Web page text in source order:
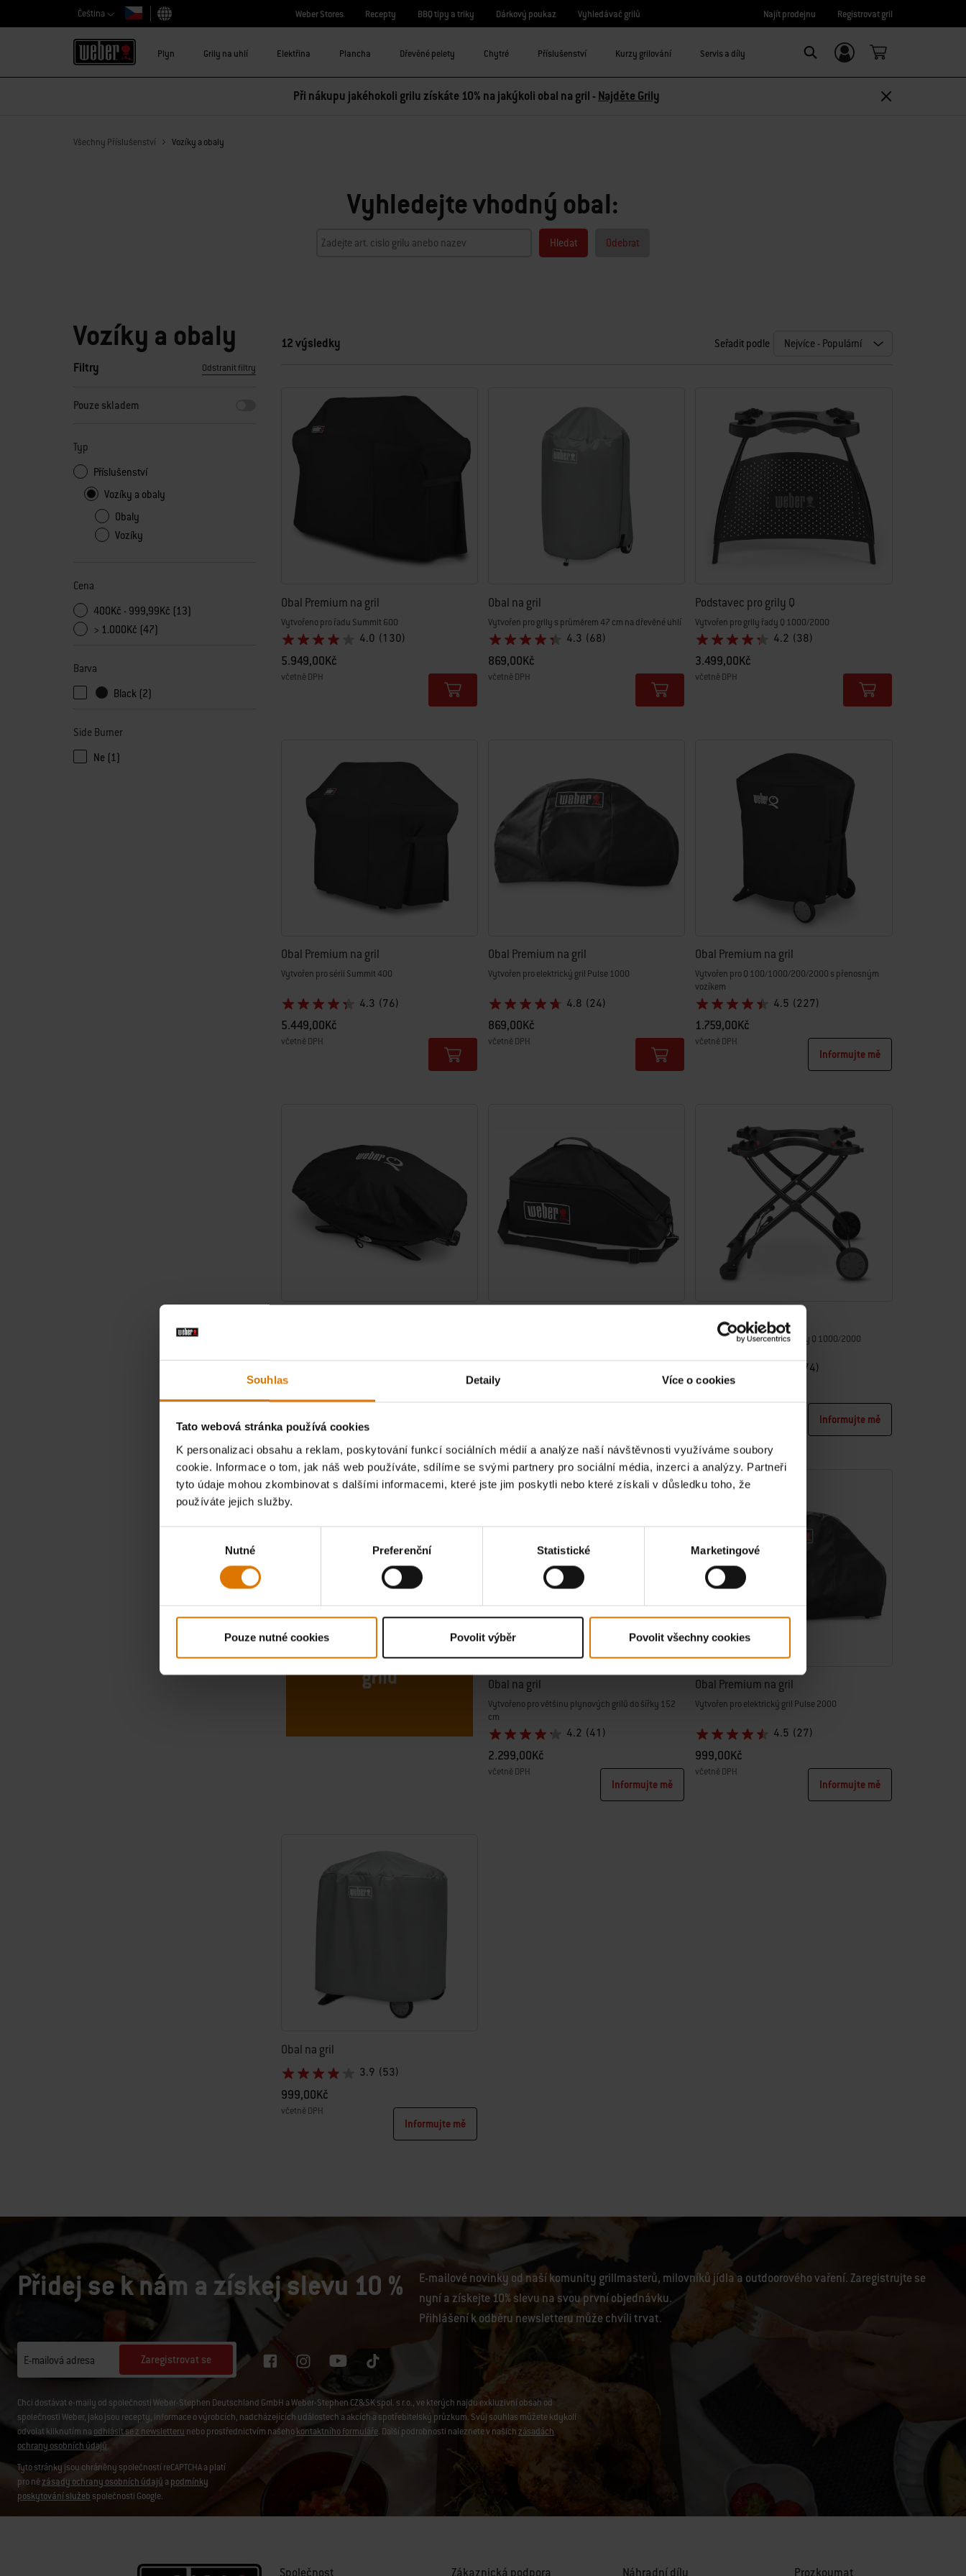
Souhlas Detaily Více o cookies
Tato webová stránka používá cookies
K personalizaci obsahu a reklam, poskytování funkcí sociálních médií a analýze naší návštěvnosti využíváme soubory
cookie. Informace o tom, jak náš web používáte, sdílíme se svými partnery pro sociální média, inzerci a analýzy. Partneři
tyto údaje mohou zkombinovat s dalšími informacemi, které jste jim poskytli nebo které získali v důsledku toho, že
používáte jejich služby.
Nutné Preferenční Statistické Marketingové
Pouze nutné cookies Povolit výběr Povolit všechny cookies
Čeština
Vybrat zemi
Weber Stores Recepty BBQ tipy a triky Dárkový poukaz Vyhledávač grilů Najít prodejnu Registrovat gril
Plyn Grily na uhlí Elektřina Plancha Dřevěné pelety Chytré Příslušenství Kurzy grilování Servis a díly
Registrace/
Přihlášení
Při nákupu jakéhokoli grilu získáte 10% na jakýkoli obal na gril - Najděte Grily
Všechny Příslušenství Vozíky a obaly
Vyhledejte vhodný obal:
Hledat Odebrat
Vozíky a obaly
Filtry
Zvolením kteréhokoli z filtrù bude stránka aktualizována na nové výsledky.
Odstranit filtry
Pouze skladem
Typ
Příslušenství
Vozíky a obaly
Obaly
Vozíky
Cena
400Kč - 999,99Kč (13)
> 1.000Kč (47)
Barva
Black (2)
Side Burner
Ne (1)
12 výsledky Seřadit podle
Obal Premium na gril
Vytvořeno pro řadu Summit 600
4.0 (130)
5.949,00Kč
včetně DPH
Obal na gril
Vytvořen pro grily s průměrem 47 cm na dřevěné uhlí
4.3 (68)
869,00Kč
včetně DPH
Podstavec pro grily Q
Vytvořen pro grily řady Q 1000/2000
4.2 (38)
3.499,00Kč
včetně DPH
Obal Premium na gril
Vytvořen pro sérii Summit 400
4.3 (76)
5.449,00Kč
včetně DPH
Obal Premium na gril
Vytvořen pro elektrický gril Pulse 1000
4.8 (24)
869,00Kč
včetně DPH
Obal Premium na gril
Vytvořen pro Q 100/1000/200/2000 s přenosným
vozíkem
4.5 (227)
1.759,00Kč
včetně DPH
Informujte mě
Color Options
999,00Kč
Přenosný vozík
Vytvořen pro plynové grily řady Q 1000/2000
(174)
Informujte mě
Obal na gril
Vytvořeno pro většinu plynových grilů do šířky 152
cm
4.2 (41)
2.299,00Kč
včetně DPH
Informujte mě
Obal Premium na gril
Vytvořen pro elektrický gril Pulse 2000
4.5 (27)
999,00Kč
včetně DPH
Informujte mě
Obal na gril
3.9 (53)
999,00Kč
včetně DPH
Informujte mě
Přidej se k nám a získej slevu 10 %
E-mailové novinky od naší komunity grillmasterů, milovníků jídla a outdoorového vaření. Zaregistrujte se
nyní a získejte 10% slevu na svou první objednávku.
Přihlášení k odběru newsletteru může chvíli trvat.
E-mailová adresa Zaregistrovat se
Chci dostávat e-maily od společnosti Weber-Stephen Deutschland GmbH a Weber-Stephen CZ&SK spol. s r.o., ve kterých najdu exkluzivní obsah od
společnosti Weber, jako jsou recepty, informace o výrobcích, nadcházejících událostech a akcích a spotřebitelský průzkum. Svůj souhlas můžete kdykoli
odvolat kliknutím na odhlásit se z newsletteru nebo prostřednictvím našehokontaktního formuláře. Další podrobnosti naleznete v našichzásadách
ochrany osobních údajů.
Tyto stránky jsou chráněny společností reCAPTCHA a platí
pro nězásady ochrany osobních údajů a podmínky
poskytování služeb společnosti Google.
Společnost Zákaznická podpora Náhradní díly Prozkoumat